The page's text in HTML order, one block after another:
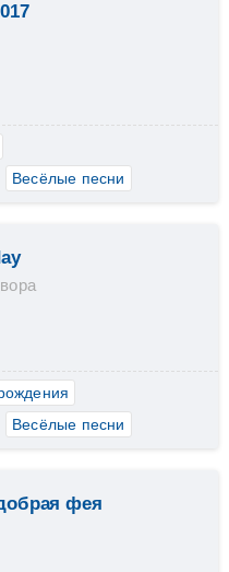
Весёлые песни
Весёлые песни
фея